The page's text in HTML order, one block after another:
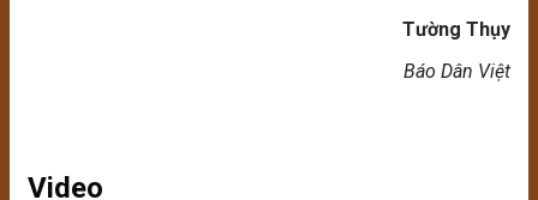
Tường Thụy
Báo Dân Việt
Video